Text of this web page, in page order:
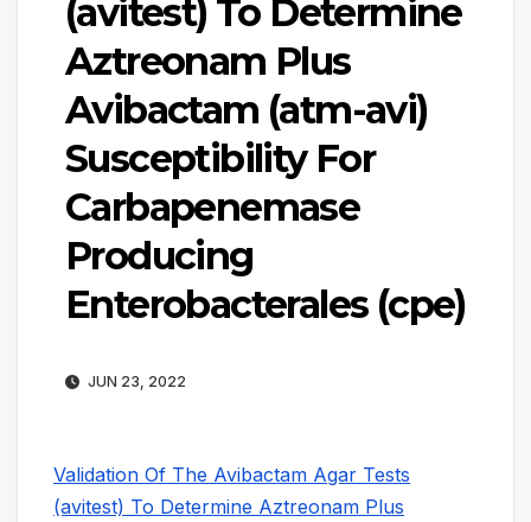
(avitest) To Determine
Aztreonam Plus
Avibactam (atm-avi)
Susceptibility For
Carbapenemase
Producing
Enterobacterales (cpe)
JUN 23, 2022
Validation Of The Avibactam Agar Tests
(avitest) To Determine Aztreonam Plus